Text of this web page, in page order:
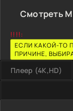
Смотреть
!!!!:
ЕСЛИ КАКОЙ-ТО
ПРИЧИНЕ,
Плеер (4K,HD)